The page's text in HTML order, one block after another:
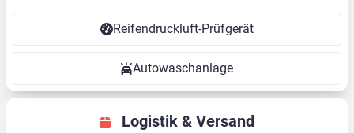
Reifendruckluft-Prüfgerät
Autowaschanlage
Logistik & Versand